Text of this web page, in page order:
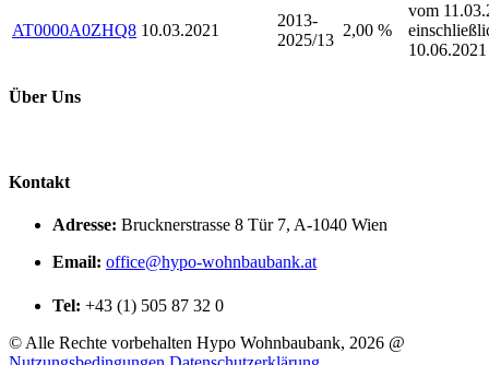
AT0000A0ZHQ8 10.03.2021
2013-
2025/13
2,00 %
vom
10.06.2021
Über Uns
Kontakt
Adresse: Brucknerstrasse 8 Tür 7, A-1040 Wien
Email: office@hypo-wohnbaubank.at
Tel: +43 (1) 505 87 32 0
© Alle Rechte vorbehalten Hypo Wohnbaubank, 2026 @